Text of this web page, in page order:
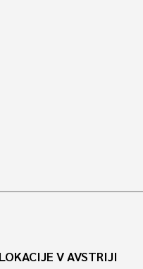
V AVSTRIJI